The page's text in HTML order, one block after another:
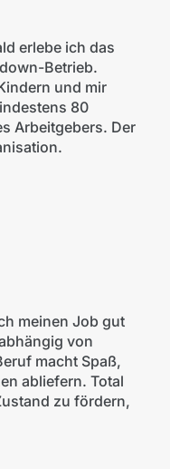
erlebe ich das
Betrieb.
und mir
80
Arbeitgebers. Der
meinen Job gut
von
macht Spaß,
abliefern. Total
zu fördern,